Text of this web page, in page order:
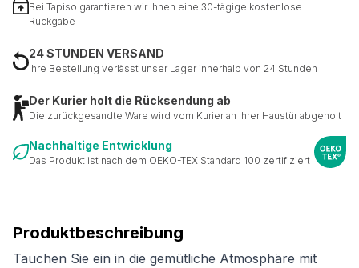
Produktbeschreibung
Tauchen Sie ein in die gemütliche Atmosphäre mit
Bei Tapiso garantieren wir Ihnen eine 30-tägige kostenlose
Rückgabe
24 STUNDEN VERSAND
Ihre Bestellung verlässt unser Lager innerhalb von 24 Stunden
Der Kurier holt die Rücksendung ab
Die zurückgesandte Ware wird vom Kurier an Ihrer Haustür abgeholt
Nachhaltige Entwicklung
Das Produkt ist nach dem OEKO-TEX Standard 100 zertifiziert